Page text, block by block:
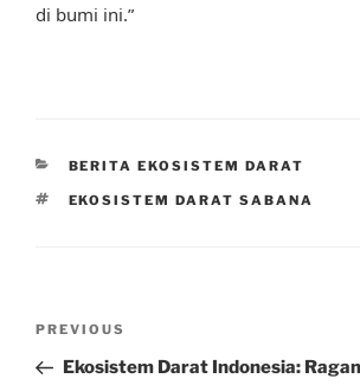
di bumi ini.”
CATEGORIES
BERITA EKOSISTEM DARAT
TAGS
EKOSISTEM DARAT SABANA
Previous
Post
PREVIOUS
Ekosistem Darat Indonesia: